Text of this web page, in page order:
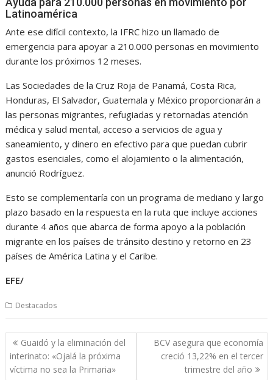
Latinoamérica
Ante ese difícil contexto, la IFRC hizo un llamado de
emergencia para apoyar a 210.000 personas en movimiento
durante los próximos 12 meses.
Las Sociedades de la Cruz Roja de Panamá, Costa Rica,
Honduras, El Salvador, Guatemala y México proporcionarán a
las personas migrantes, refugiadas y retornadas atención
médica y salud mental, acceso a servicios de agua y
saneamiento, y dinero en efectivo para que puedan cubrir
gastos esenciales, como el alojamiento o la alimentación,
anunció Rodríguez.
Esto se complementaría con un programa de mediano y largo
plazo basado en la respuesta en la ruta que incluye acciones
durante 4 años que abarca de forma apoyo a la población
migrante en los países de tránsito destino y retorno en 23
países de América Latina y el Caribe.
EFE/
Destacados
Navegación
de
entradas
Guaidó y la eliminación del
interinato: «Ojalá la próxima
víctima no sea la Primaria»
BCV asegura que economía
creció 13,22% en el tercer
trimestre del año